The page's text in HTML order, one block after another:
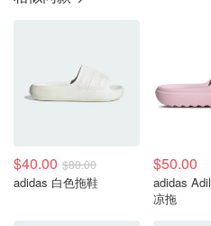
$40.00 $80.00
adidas 白色拖鞋
$50.00
adidas Adilette Lumia
凉拖